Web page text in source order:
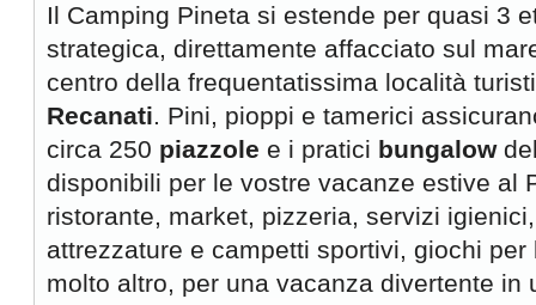
Il Camping Pineta si estende per quasi 3
strategica, direttamente affacciato sul
centro della frequentatissima località
Recanati. Pini, pioppi e tamerici
circa 250 piazzole e i pratici bungalow
disponibili per le vostre vacanze estive al
ristorante, market, pizzeria, servizi
attrezzature e campetti sportivi, giochi
molto altro, per una vacanza divertente in